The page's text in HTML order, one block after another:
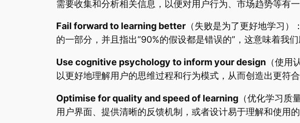
需要收集和分析相关信息，以便对用户行为、市场趋势等有一
Fail forward to learning better （失败是为了更好地学习
的一部分，并且指出“90%的假设都是错误的”，这意味着我
Use cognitive psychology to inform your design （使用
以更好地理解用户的思维过程和行为模式，从而创造出更符
Optimise for quality and speed of learning （优化学习质
用户界面、提供清晰的反馈机制，或者设计易于理解和使用的